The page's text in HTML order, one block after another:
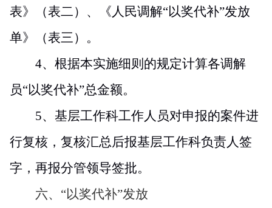
表》（表二）、《人民调解“以奖代补”发放
单》（表三）。
4、根据本实施细则的规定计算各调解
员“以奖代补”总金额。
5、基层工作科工作人员对申报的案件进
行复核，复核汇总后报基层工作科负责人签
字，再报分管领导签批。
六、“以奖代补”发放